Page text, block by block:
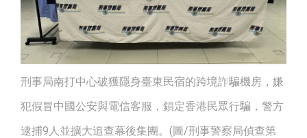
刑事局南打中心破獲隱身臺東民宿的跨境詐騙機房，嫌
犯假冒中國公安與電信客服，鎖定香港民眾行騙，警方
逮捕9人並擴大追查幕後集團。(圖/刑事警察局偵查第